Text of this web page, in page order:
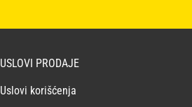
USLOVI PRODAJE
Uslovi korišćenja